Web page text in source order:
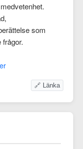
som
🔗 Länka